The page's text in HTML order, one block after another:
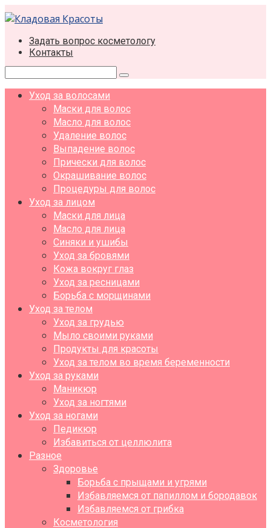
Перейти
к
контентуЗадать вопрос косметологу
Контакты
Поиск:
Уход за волосами
Маски для волос
Масло для волос
Удаление волос
Выпадение волос
Прически для волос
Окрашивание волос
Процедуры для волос
Уход за лицом
Маски для лица
Масло для лица
Синяки и ушибы
Уход за бровями
Кожа вокруг глаз
Уход за ресницами
Борьба с морщинами
Уход за телом
Уход за грудью
Мыло своими руками
Продукты для красоты
Уход за телом во время беременности
Уход за руками
Маникюр
Уход за ногтями
Уход за ногами
Педикюр
Избавиться от целлюлита
Разное
Здоровье
Борьба с прыщами и угрями
Избавляемся от папиллом и бородавок
Избавляемся от грибка
Косметология